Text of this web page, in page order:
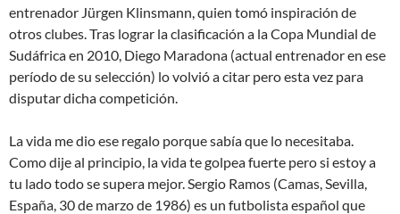
entrenador Jürgen Klinsmann, quien tomó inspiración de
otros clubes. Tras lograr la clasificación a la Copa Mundial de
Sudáfrica en 2010, Diego Maradona (actual entrenador en ese
período de su selección) lo volvió a citar pero esta vez para
disputar dicha competición.
La vida me dio ese regalo porque sabía que lo necesitaba.
Como dije al principio, la vida te golpea fuerte pero si estoy a
tu lado todo se supera mejor. Sergio Ramos (Camas, Sevilla,
España, 30 de marzo de 1986) es un futbolista español que